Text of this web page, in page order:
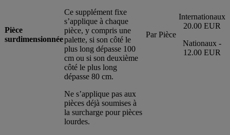
Pièce
surdimensionnée
Ce supplément fixe
s’applique à chaque
pièce, y compris une
palette, si son côté le
plus long dépasse 100
cm ou si son deuxième
côté le plus long
dépasse 80 cm.
Ne s’applique pas aux
pièces déjà soumises à
la surcharge pour pièces
lourdes.
Par Pièce
Internationaux
20.00 EUR
Nationaux -
12.00 EUR